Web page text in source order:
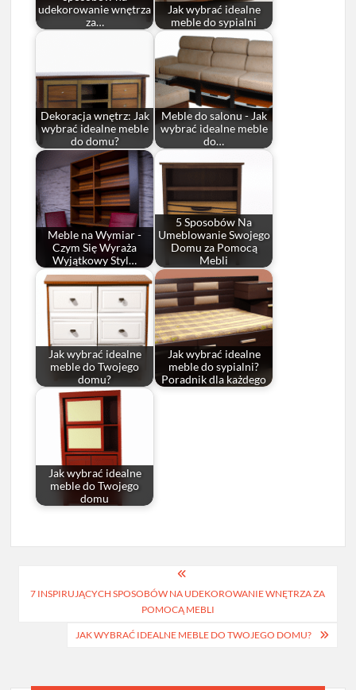
udekorowanie wnętrza
za…
Jak wybrać idealne
meble do sypialni
Dekoracja wnętrz: Jak
wybrać idealne meble
do domu?
Meble do salonu - Jak
wybrać idealne meble
do…
Meble na Wymiar -
Czym Się Wyraża
Wyjątkowy Styl…
5 Sposobów Na
Umeblowanie Swojego
Domu za Pomocą
Mebli
Jak wybrać idealne
meble do Twojego
domu?
Jak wybrać idealne
meble do sypialni?
Poradnik dla każdego
Jak wybrać idealne
meble do Twojego
domu
wpisu
7 INSPIRUJĄCYCH SPOSOBÓW NA UDEKOROWANIE WNĘTRZA ZA
POMOCĄ MEBLI
JAK WYBRAĆ IDEALNE MEBLE DO TWOJEGO DOMU?